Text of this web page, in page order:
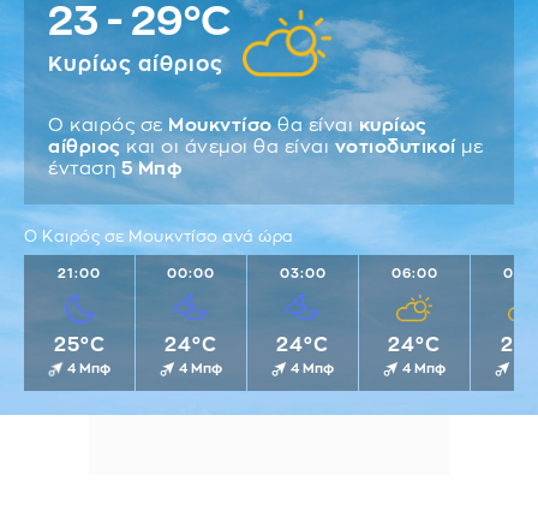
23 - 29°C
Κυρίως αίθριος
Ο καιρός σε Μουκντίσοθα είναικυρίως
αίθριος και οι άνεμοι θα είναι νοτιοδυτικοί με
ένταση 5 Μπφ
Ο Καιρός σε Μουκντίσο ανά ώρα
21:00
25°C
4 Μπφ
00:00
24°C
4 Μπφ
03:00
24°C
4 Μπφ
06:00
24°C
4 Μπφ